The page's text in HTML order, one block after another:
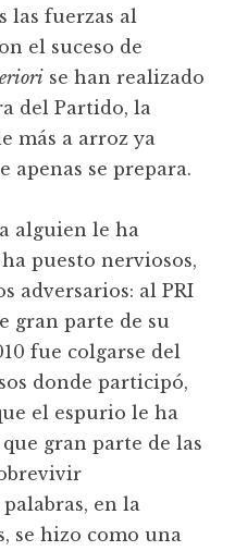
las fuerzas al
el suceso de
se han realizado
del Partido, la
más a arroz ya
apenas se prepara.
alguien le ha
puesto nerviosos,
adversarios: al PRI
gran parte de su
fue colgarse del
donde participó,
el espurio le ha
gran parte de las
palabras, en la
se hizo como una